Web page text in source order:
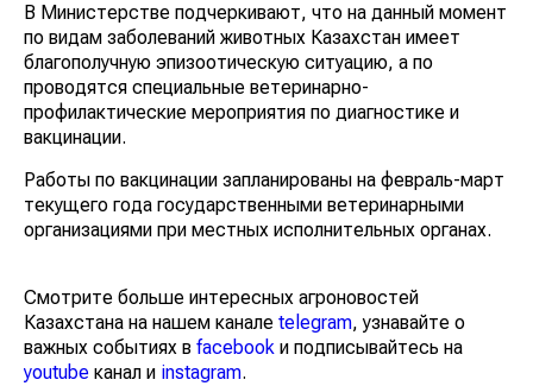
В Министерстве подчеркивают, что на данный момент
по видам заболеваний животных Казахстан имеет
благополучную эпизоотическую ситуацию, а по
проводятся специальные ветеринарно-
профилактические мероприятия по диагностике и
вакцинации.
Работы по вакцинации запланированы на февраль-март
текущего года государственными ветеринарными
организациями при местных исполнительных органах.
Смотрите больше интересных агроновостей
Казахстана на нашем канале telegram, узнавайте о
важных событиях в facebook и подписывайтесь на
youtube канал и instagram.